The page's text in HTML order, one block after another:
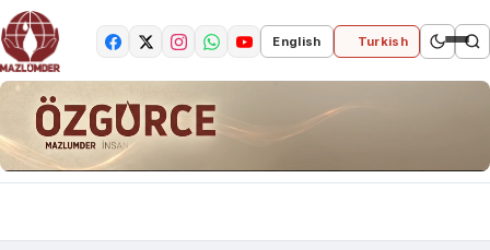
English Turkish